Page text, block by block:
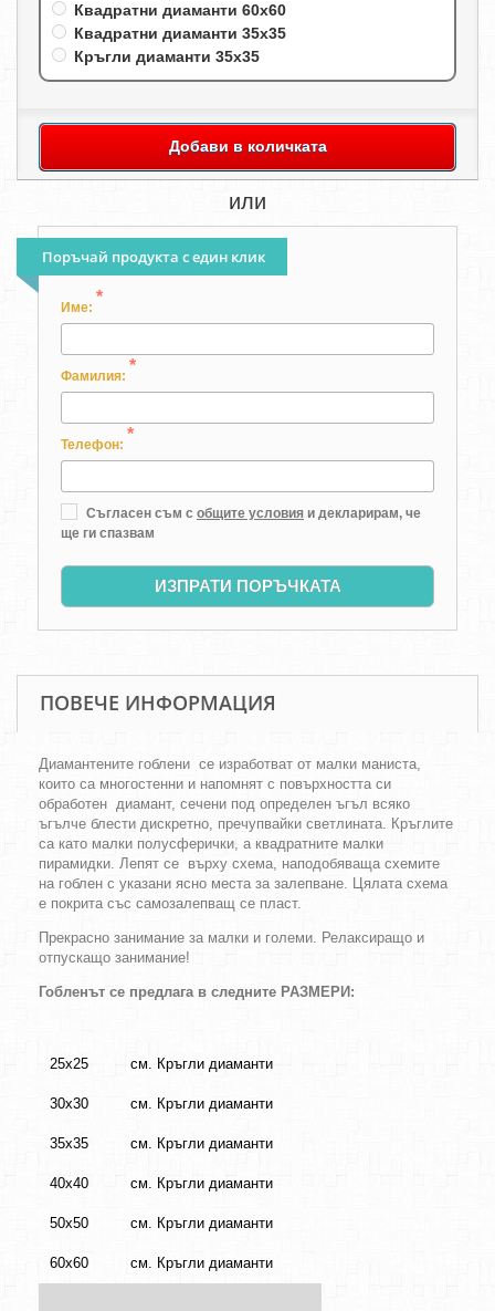
Квадратни диаманти 60х60
Квадратни диаманти 35х35
Кръгли диаманти 35х35
Добави в количката
или
Поръчай продукта с един клик
Име:
*
Фамилия:
*
Телефон:
*
Съгласен съм с общите условия и декларирам, че
ще ги спазвам
ИЗПРАТИ ПОРЪЧКАТА
ПОВЕЧЕ ИНФОРМАЦИЯ
Диамантените гоблени се изработват от малки маниста,
които са многостенни и напомнят с повърхността си
обработен диамант, сечени под определен ъгъл всяко
ъгълче блести дискретно, пречупвайки светлината. Кръглите
са като малки полусферички, а квадратните малки
пирамидки. Лепят се върху схема, наподобяваща схемите
на гоблен с указани ясно места за залепване. Цялата схема
е покрита със самозалепващ се пласт.
Прекрасно занимание за малки и големи. Релаксиращо и
отпускащо занимание!
Гобленът се предлага в следните РАЗМЕРИ:
25х25 см. Кръгли диаманти
30х30 см. Кръгли диаманти
35х35 см. Кръгли диаманти
40х40 см. Кръгли диаманти
50х50 см. Кръгли диаманти
60х60 см. Кръгли диаманти